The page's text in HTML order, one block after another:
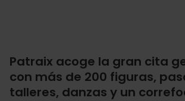
Patraix acoge la gran cita
con más de 200 figuras,
talleres, danzas y un